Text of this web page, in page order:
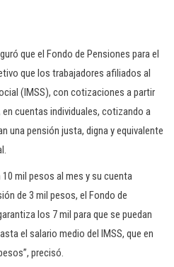
que el Fondo de Pensiones para el
que los trabajadores afiliados al
(IMSS), con cotizaciones a partir
en cuentas individuales, cotizando a
una pensión justa, digna y equivalente
mil pesos al mes y su cuenta
de 3 mil pesos, el Fondo de
los 7 mil para que se puedan
el salario medio del IMSS, que en
precisó.